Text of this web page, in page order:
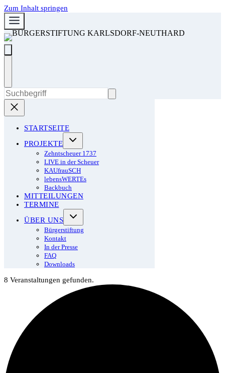
Zum Inhalt springen
STARTSEITE
PROJEKTE
Zehntscheuer 1737
LIVE in der Scheuer
KAUfrauSCH
lebensWERTEs
Backbuch
MITTEILUNGEN
TERMINE
ÜBER UNS
Bürgerstiftung
Kontakt
In der Presse
FAQ
Downloads
8 Veranstaltungen gefunden.